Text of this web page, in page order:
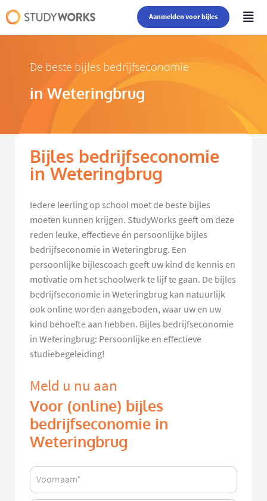
Aanmelden voor bijles
De beste bijles bedrijfseconomie
in Weteringbrug
Bijles bedrijfseconomie
in Weteringbrug
Iedere leerling op school moet de beste bijles
moeten kunnen krijgen. StudyWorks geeft om deze
reden leuke, effectieve én persoonlijke bijles
bedrijfseconomie in Weteringbrug. Een
persoonlijke bijlescoach geeft uw kind de kennis en
motivatie om het schoolwerk te lijf te gaan. De bijles
bedrijfseconomie in Weteringbrug kan natuurlijk
ook online worden aangeboden, waar uw en uw
kind behoefte aan hebben. Bijles bedrijfseconomie
in Weteringbrug: Persoonlijke en effectieve
studiebegeleiding!
Meld u nu aan
Voor (online) bijles
bedrijfseconomie in
Weteringbrug